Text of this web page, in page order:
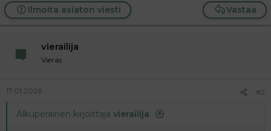
Vastaa
Ilmoita asiaton viesti
vierailija
Vieras
17.01.2026 #2
Alkuperäinen kirjoittaja vierailija: